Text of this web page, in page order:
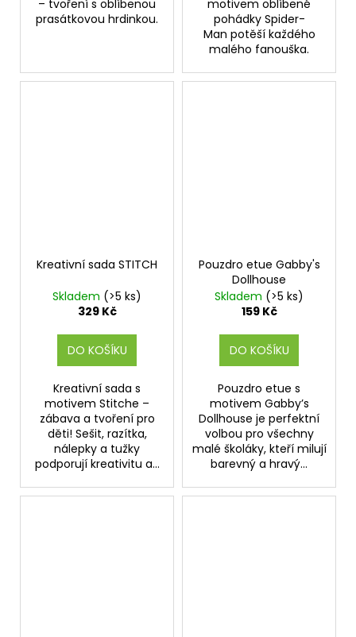
– tvoření s oblíbenou
prasátkovou hrdinkou.
motivem oblíbené
pohádky Spider-
Man potěší každého
malého fanouška.
Kreativní sada STITCH
Skladem (>5 ks)
329 Kč
DO KOŠÍKU
Kreativní sada s
motivem Stitche –
zábava a tvoření pro
děti! Sešit, razítka,
nálepky a tužky
podporují kreativitu a...
Pouzdro etue Gabby's
Dollhouse
Skladem (>5 ks)
159 Kč
DO KOŠÍKU
Pouzdro etue s
motivem Gabby’s
Dollhouse je perfektní
volbou pro všechny
malé školáky, kteří milují
barevný a hravý...